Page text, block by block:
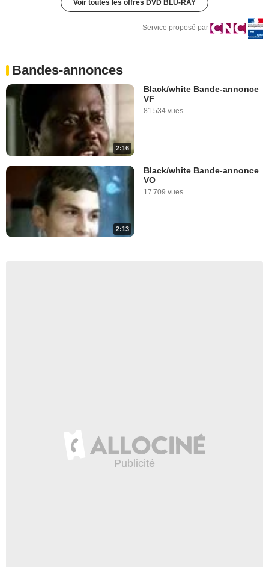
Voir toutes les offres DVD BLU-RAY
Service proposé par
Bandes-annonces
2:16
Black/white Bande-annonce
VF
81 534 vues
2:13
Black/white Bande-annonce
VO
17 709 vues